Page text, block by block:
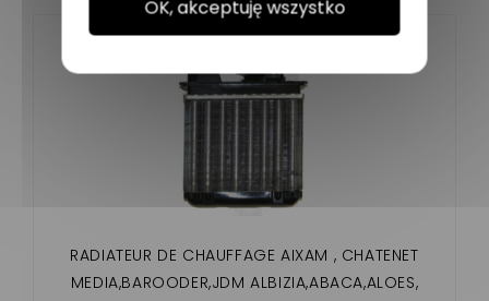
RADIATEUR DE CHAUFFAGE AIXAM , CHATENET
MEDIA,BAROODER,JDM ALBIZIA,ABACA,ALOES,
OK, akceptuję wszystko